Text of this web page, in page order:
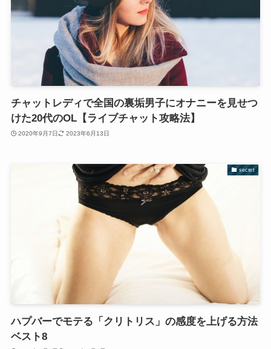
チャットレディで全国の裏垢男子にオナニーを見せつ
けた20代のOL【ライブチャット攻略法】
2020年9月7日 2023年6月13日
secret
ハプバーでモテる「クリトリス」の感度を上げる方法
ベスト8